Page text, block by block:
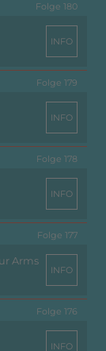
Folge 180
INFO
Folge 179
INFO
Folge 178
INFO
Folge 177
Arms
INFO
Folge 176
INFO